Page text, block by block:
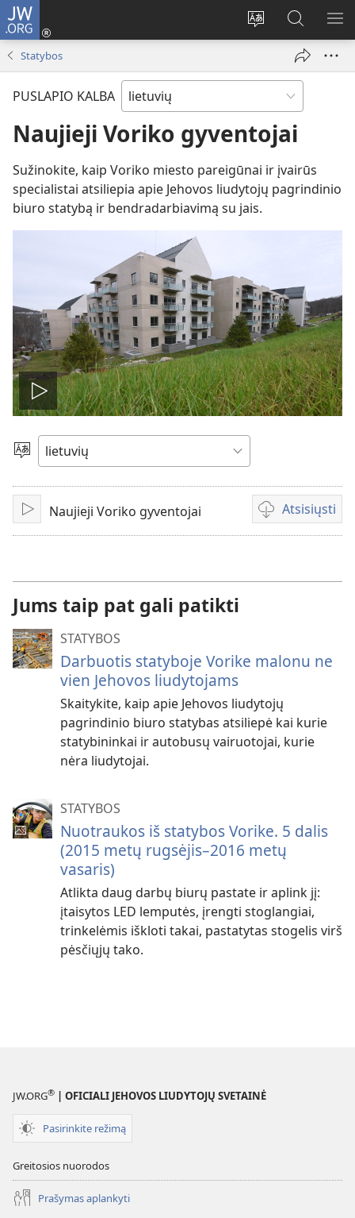
JW.ORG
Pakeisti
svetainės
Prisijungti
(atsiveria Paieška
svetainėje
JW.ORG
Statybos
PUSLAPIO KALBA
Naujieji Voriko gyventojai
Sužinokite, kaip Voriko miesto pareigūnai ir įvairūs
specialistai atsiliepia apie Jehovos liudytojų pagrindinio
biuro statybą ir bendradarbiavimą su jais.
Leisti
įrašą
Pasirinkite
kalbą
LeistiNaujieji Voriko gyventojai Atsisiųsti
Vaizdo
failų
Jums taip pat gali patikti
STATYBOS
Darbuotis statyboje Vorike malonu ne
vien Jehovos liudytojams
Skaitykite, kaip apie Jehovos liudytojų
pagrindinio biuro statybas atsiliepė kai kurie
statybininkai ir autobusų vairuotojai, kurie
nėra liudytojai.
STATYBOS
Nuotraukos iš statybos Vorike. 5 dalis
(2015 metų rugsėjis–2016 metų
vasaris)
Atlikta daug darbų biurų pastate ir aplink jį:
įtaisytos LED lemputės, įrengti stoglangiai,
trinkelėmis iškloti takai, pastatytas stogelis virš
pėsčiųjų tako.
JW.ORG® | OFICIALI JEHOVOS LIUDYTOJŲ SVETAINĖ
Pasirinkite režimą
Greitosios nuorodos
Prašymas aplankyti